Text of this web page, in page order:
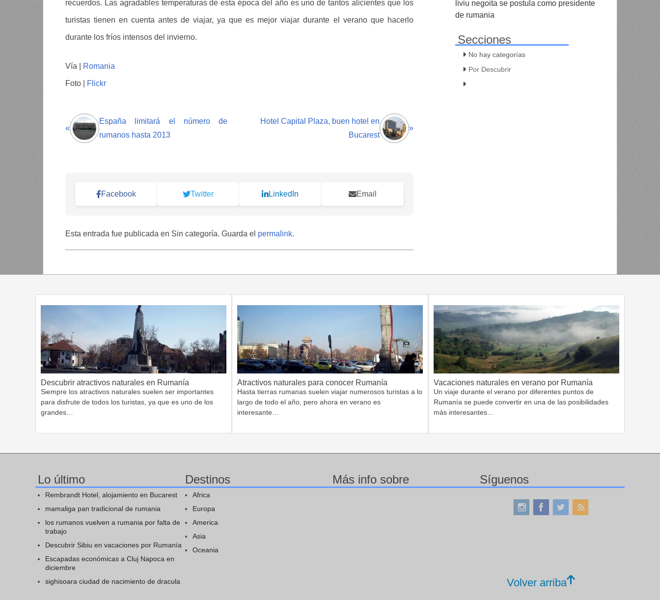
recuerdos. Las agradables temperaturas de esta época del año es uno de tantos alicientes que los
turistas tienen en cuenta antes de viajar, ya que es mejor viajar durante el verano que hacerlo
durante los fríos intensos del invierno.
Vía | Romania
Foto | Flickr
«
España limitará el número de
rumanos hasta 2013
Hotel Capital Plaza, buen hotel en
Bucarest
»
Facebook Twitter LinkedIn Email
Esta entrada fue publicada en Sin categoría. Guarda el permalink.
liviu negoita se postula como presidente
de rumania
Secciones
No hay categorías
Por Descubrir
Descubrir atractivos naturales en Rumanía
Siempre los atractivos naturales suelen ser importantes
para disfrute de todos los turistas, ya que es uno de los
grandes…
Atractivos naturales para conocer Rumanía
Hasta tierras rumanas suelen viajar numerosos turistas a lo
largo de todo el año, pero ahora en verano es
interesante…
Vacaciones naturales en verano por Rumanía
Un viaje durante el verano por diferentes puntos de
Rumanía se puede convertir en una de las posibilidades
más interesantes…
Lo último
Rembrandt Hotel, alojamiento en Bucarest
mamaliga pan tradicional de rumania
los rumanos vuelven a rumania por falta de
trabajo
Descubrir Sibiu en vacaciones por Rumanía
Escapadas económicas a Cluj Napoca en
diciembre
sighisoara ciudad de nacimiento de dracula
Destinos
Africa
Europa
America
Asia
Oceania
Más info sobre Síguenos
Volver arriba